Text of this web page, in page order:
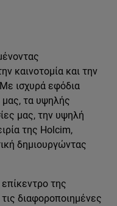
καινοτομία και την
ισχυρά εφόδια
τα υψηλής
μας, την υψηλή
της Holcim,
δημιουργώντας
της
διαφοροποιημένες